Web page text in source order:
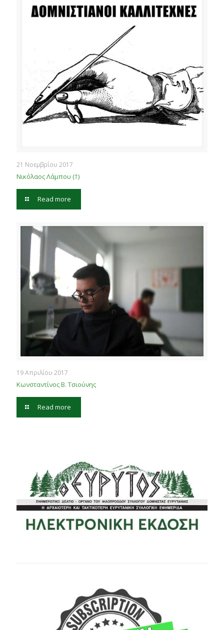
21 Νοεμβρίου 2017
Νικόλαος Λάμπου (†)
Read more
19 Απριλίου 2017
Κωνσταντίνος Β. Τσιούνης
Read more